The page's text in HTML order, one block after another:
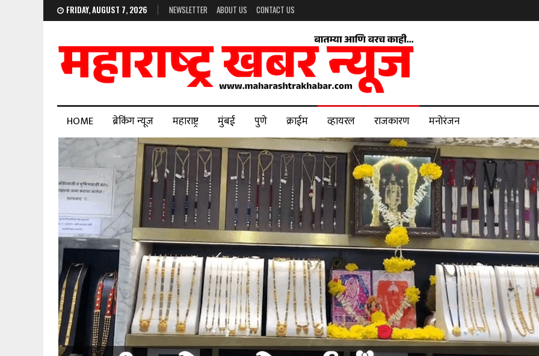
FRIDAY, AUGUST 7, 2026 NEWSLETTER ABOUT US CONTACT US
HOME ब्रेकिंग न्यूज महाराष्ट्र मुंबई पुणे क्राईम व्हायरल राजकारण मनोरंजन